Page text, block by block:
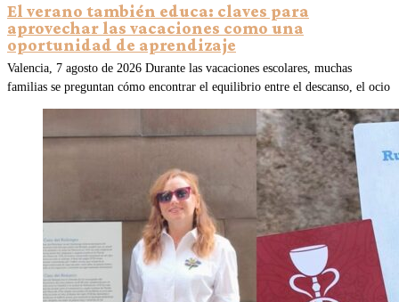
El verano también educa: claves para
aprovechar las vacaciones como una
oportunidad de aprendizaje
Valencia, 7 agosto de 2026 Durante las vacaciones escolares, muchas
familias se preguntan cómo encontrar el equilibrio entre el descanso, el ocio